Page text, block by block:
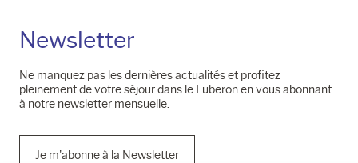
Newsletter
Ne manquez pas les dernières actualités et profitez
pleinement de votre séjour dans le Luberon en vous abonnant
à notre newsletter mensuelle.
Je m'abonne à la Newsletter